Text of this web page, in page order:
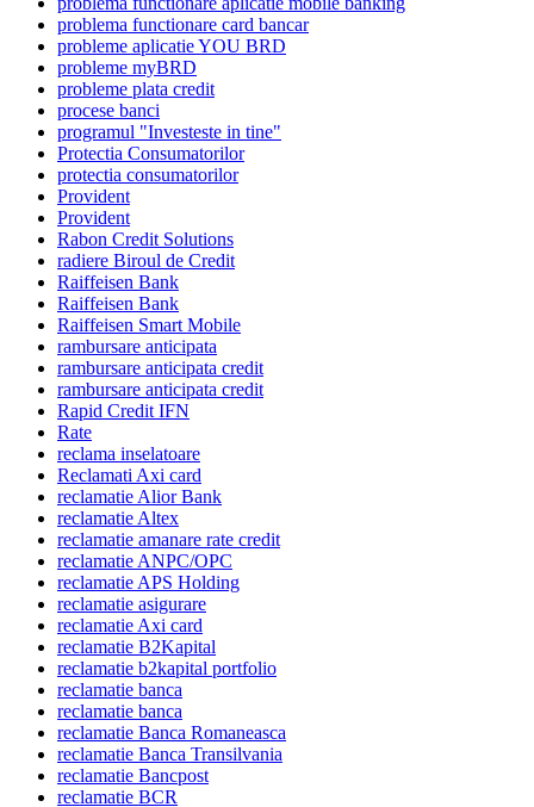
problema functionare card bancar
probleme aplicatie YOU BRD
probleme myBRD
probleme plata credit
procese banci
programul "Investeste in tine"
Protectia Consumatorilor
protectia consumatorilor
Provident
Provident
Rabon Credit Solutions
radiere Biroul de Credit
Raiffeisen Bank
Raiffeisen Bank
Raiffeisen Smart Mobile
rambursare anticipata
rambursare anticipata credit
rambursare anticipata credit
Rapid Credit IFN
Rate
reclama inselatoare
Reclamati Axi card
reclamatie Alior Bank
reclamatie Altex
reclamatie amanare rate credit
reclamatie ANPC/OPC
reclamatie APS Holding
reclamatie asigurare
reclamatie Axi card
reclamatie B2Kapital
reclamatie b2kapital portfolio
reclamatie banca
reclamatie banca
reclamatie Banca Romaneasca
reclamatie Banca Transilvania
reclamatie Bancpost
reclamatie BCR